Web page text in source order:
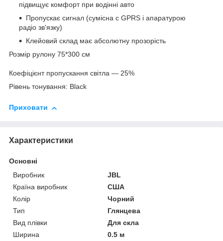
підвищує комфорт при водінні авто
Пропускає сигнал (сумісна с GPRS і апаратурою
радіо зв'язку)
Клейовий склад має абсолютну прозорість
Розмір рулону 75*300 см
Коефіцієнт пропускання світла — 25%
Рівень тонування: Black
Приховати
Характеристики
Основні
Виробник
JBL
Країна виробник
США
Колір
Чорний
Тип
Глянцева
Вид плівки
Для скла
Ширина
0.5 м